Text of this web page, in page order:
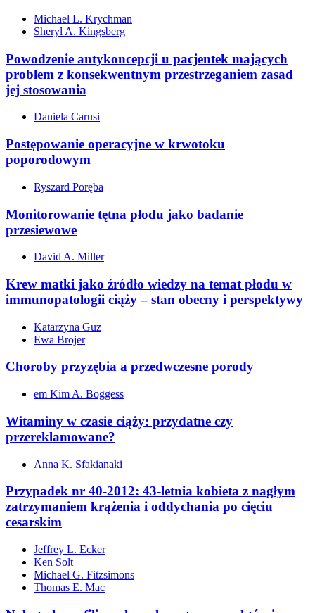
Michael L. Krychman
Sheryl A. Kingsberg
Powodzenie antykoncepcji u pacjentek mających
problem z konsekwentnym przestrzeganiem zasad
jej stosowania
Daniela Carusi
Postępowanie operacyjne w krwotoku
poporodowym
Ryszard Poręba
Monitorowanie tętna płodu jako badanie
przesiewowe
David A. Miller
Krew matki jako źródło wiedzy na temat płodu w
immunopatologii ciąży – stan obecny i perspektywy
Katarzyna Guz
Ewa Brojer
Choroby przyzębia a przedwczesne porody
em Kim A. Boggess
Witaminy w czasie ciąży: przydatne czy
przereklamowane?
Anna K. Sfakianaki
Przypadek nr 40-2012: 43-letnia kobieta z nagłym
zatrzymaniem krążenia i oddychania po cięciu
cesarskim
Jeffrey L. Ecker
Ken Solt
Michael G. Fitzsimons
Thomas E. Mac